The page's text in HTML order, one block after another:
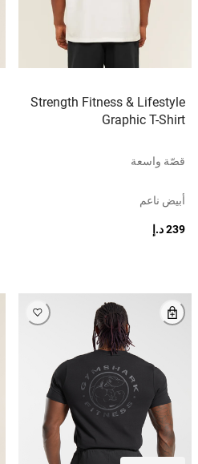
Strength Fitness & Lifestyle
Graphic T-Shirt
قصّة واسعة
أبيض ناعم
239 د.إ